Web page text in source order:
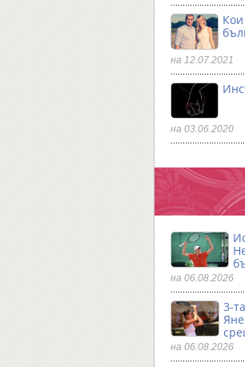
на 12.07.2021
на 03.06.2020
на 06.08.2026
3-
на 06.08.2026